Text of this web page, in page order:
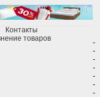
Контакты
товаров
-
-
-
-
-
-
-